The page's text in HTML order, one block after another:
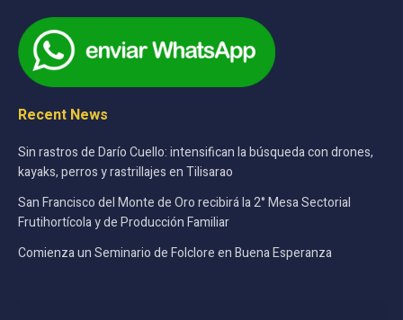
Recent News
Sin rastros de Darío Cuello: intensifican la búsqueda con drones,
kayaks, perros y rastrillajes en Tilisarao
San Francisco del Monte de Oro recibirá la 2° Mesa Sectorial
Frutihortícola y de Producción Familiar
Comienza un Seminario de Folclore en Buena Esperanza